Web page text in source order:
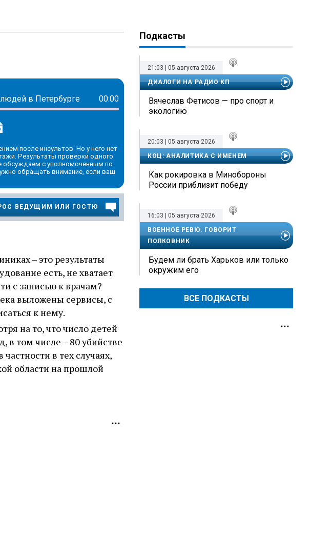
в Петербурге 00:00
после инсультов. Но у него нет
Результаты проверки одного
обсуждаем с уполномоченным по
обращать внимание, если ваш
ВЕДУЩИМ ИЛИ ГОСТЮ
– это результаты
есть, не хватает
с записью к врачам?
выложены сервисы, с
к нему.
на то, что число детей
в том числе – 80 убийстве
в тех случаях,
области на прошлой
Подкасты
21:03 | 05 августа 2026
ДИАЛОГИ НА РАДИО КП
Вячеслав Фетисов — про спорт и
экологию
20:03 | 05 августа 2026
КОЦ: АНАЛИТИКА С ИМЕНЕМ
Как рокировка в Минобороны
России приблизит победу
16:03 | 05 августа 2026
ВОЕННОЕ РЕВЮ. ГОВОРИТ
ПОЛКОВНИК
Будем ли брать Харьков или только
окружим его
ВСЕ ПОДКАСТЫ